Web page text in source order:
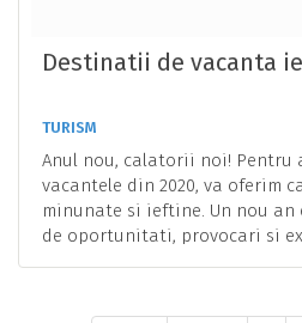
Destinatii de vacanta
TURISM
Anul nou, calatorii noi! Pentru
vacantele din 2020, va oferim
minunate si ieftine. Un nou
de oportunitati, provocari si